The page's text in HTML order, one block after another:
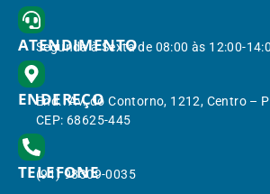
ATENDIMENTO
Segunda à Sexta de 08:00 às 12:00-
ENDEREÇO
End.: Av. do Contorno, 1212, Centro –
CEP: 68625-445
TELEFONE
(91) 98309-0035